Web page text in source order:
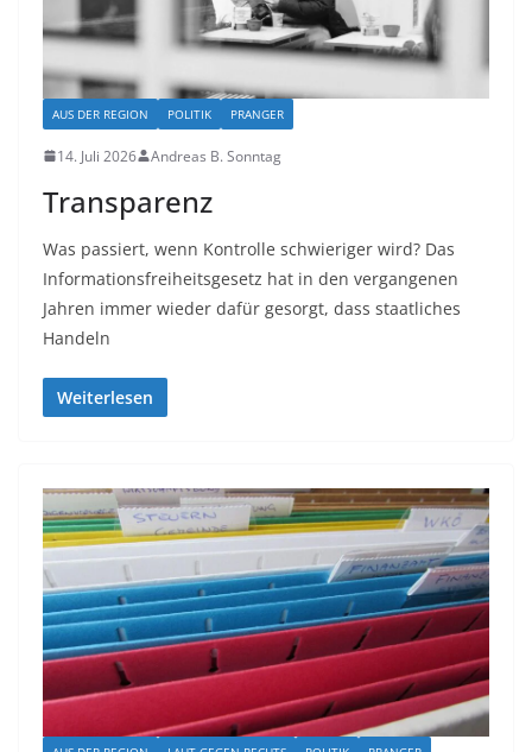
AUS DER REGION POLITIK PRANGER
14. Juli 2026 Andreas B. Sonntag
Transparenz
Was passiert, wenn Kontrolle schwieriger wird? Das
Informationsfreiheitsgesetz hat in den vergangenen
Jahren immer wieder dafür gesorgt, dass staatliches
Handeln
Weiterlesen